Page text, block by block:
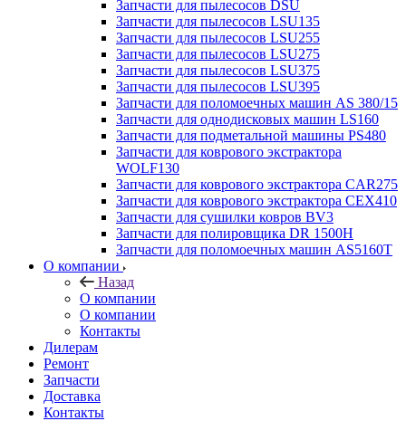
Запчасти для пылесосов DSU
Запчасти для пылесосов LSU135
Запчасти для пылесосов LSU255
Запчасти для пылесосов LSU275
Запчасти для пылесосов LSU375
Запчасти для пылесосов LSU395
Запчасти для поломоечных машин AS 380/15
Запчасти для однодисковых машин LS160
Запчасти для подметальной машины PS480
Запчасти для коврового экстрактора
WOLF130
Запчасти для коврового экстрактора CAR275
Запчасти для коврового экстрактора CEX410
Запчасти для сушилки ковров BV3
Запчасти для полировщика DR 1500H
Запчасти для поломоечных машин AS5160T
О компании
Назад
О компании
О компании
Контакты
Дилерам
Ремонт
Запчасти
Доставка
Контакты